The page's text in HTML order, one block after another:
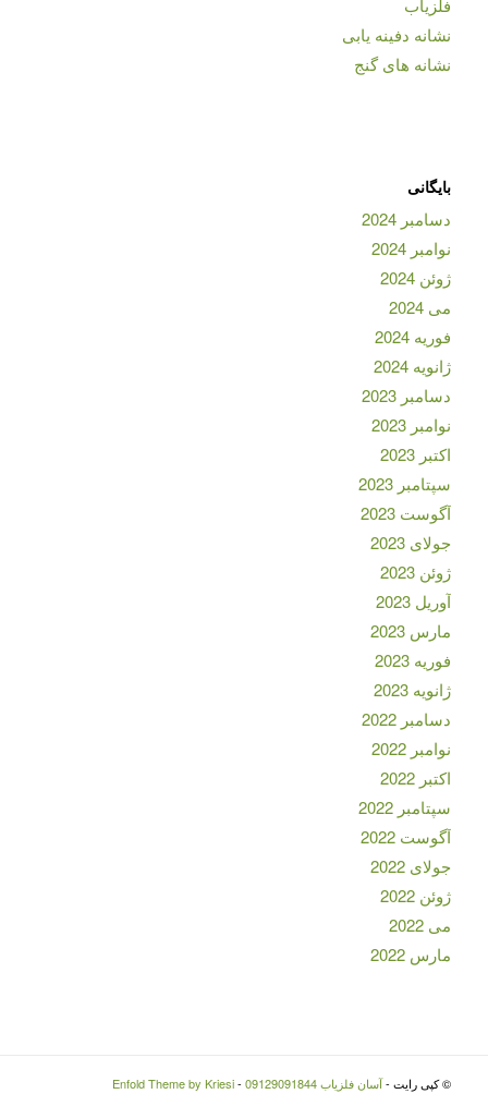
فلزیاب
نشانه دفینه یابی
نشانه های گنج
بایگانی
دسامبر 2024
نوامبر 2024
ژوئن 2024
می 2024
فوریه 2024
ژانویه 2024
دسامبر 2023
نوامبر 2023
اکتبر 2023
سپتامبر 2023
آگوست 2023
جولای 2023
ژوئن 2023
آوریل 2023
مارس 2023
فوریه 2023
ژانویه 2023
دسامبر 2022
نوامبر 2022
اکتبر 2022
سپتامبر 2022
آگوست 2022
جولای 2022
ژوئن 2022
می 2022
مارس 2022
© کپی رایت -آسان فلزیاب 09129091844 -
Enfold Theme by Kriesi